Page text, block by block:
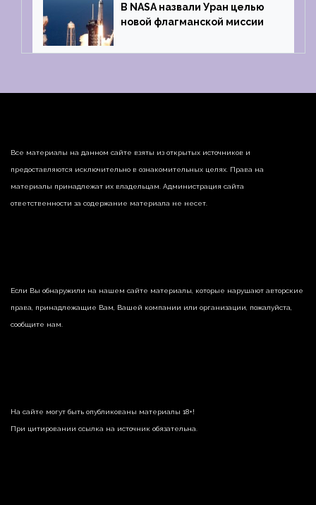
В NASA назвали Уран целью
новой флагманской миссии
Все материалы на данном сайте взяты из открытых источников и
предоставляются исключительно в ознакомительных целях. Права на
материалы принадлежат их владельцам. Администрация сайта
ответственности за содержание материала не несет.
Если Вы обнаружили на нашем сайте материалы, которые нарушают авторские
права, принадлежащие Вам, Вашей компании или организации, пожалуйста,
сообщите нам.
На сайте могут быть опубликованы материалы 18+!
При цитировании ссылка на источник обязательна.